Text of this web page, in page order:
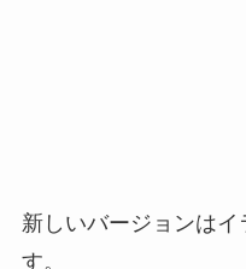
新しいバージョンは
す。